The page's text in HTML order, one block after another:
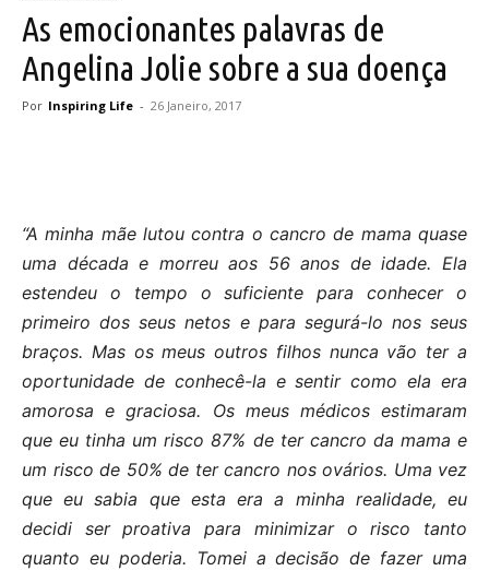
As emocionantes palavras de
Angelina Jolie sobre a sua doença
Por Inspiring Life - 26 Janeiro, 2017
“A minha mãe lutou contra o cancro de mama quase
uma década e morreu aos 56 anos de idade. Ela
estendeu o tempo o suficiente para conhecer o
primeiro dos seus netos e para segurá-lo nos seus
braços. Mas os meus outros filhos nunca vão ter a
oportunidade de conhecê-la e sentir como ela era
amorosa e graciosa. Os meus médicos estimaram
que eu tinha um risco 87% de ter cancro da mama e
um risco de 50% de ter cancro nos ovários. Uma vez
que eu sabia que esta era a minha realidade, eu
decidi ser proativa para minimizar o risco tanto
quanto eu poderia. Tomei a decisão de fazer uma